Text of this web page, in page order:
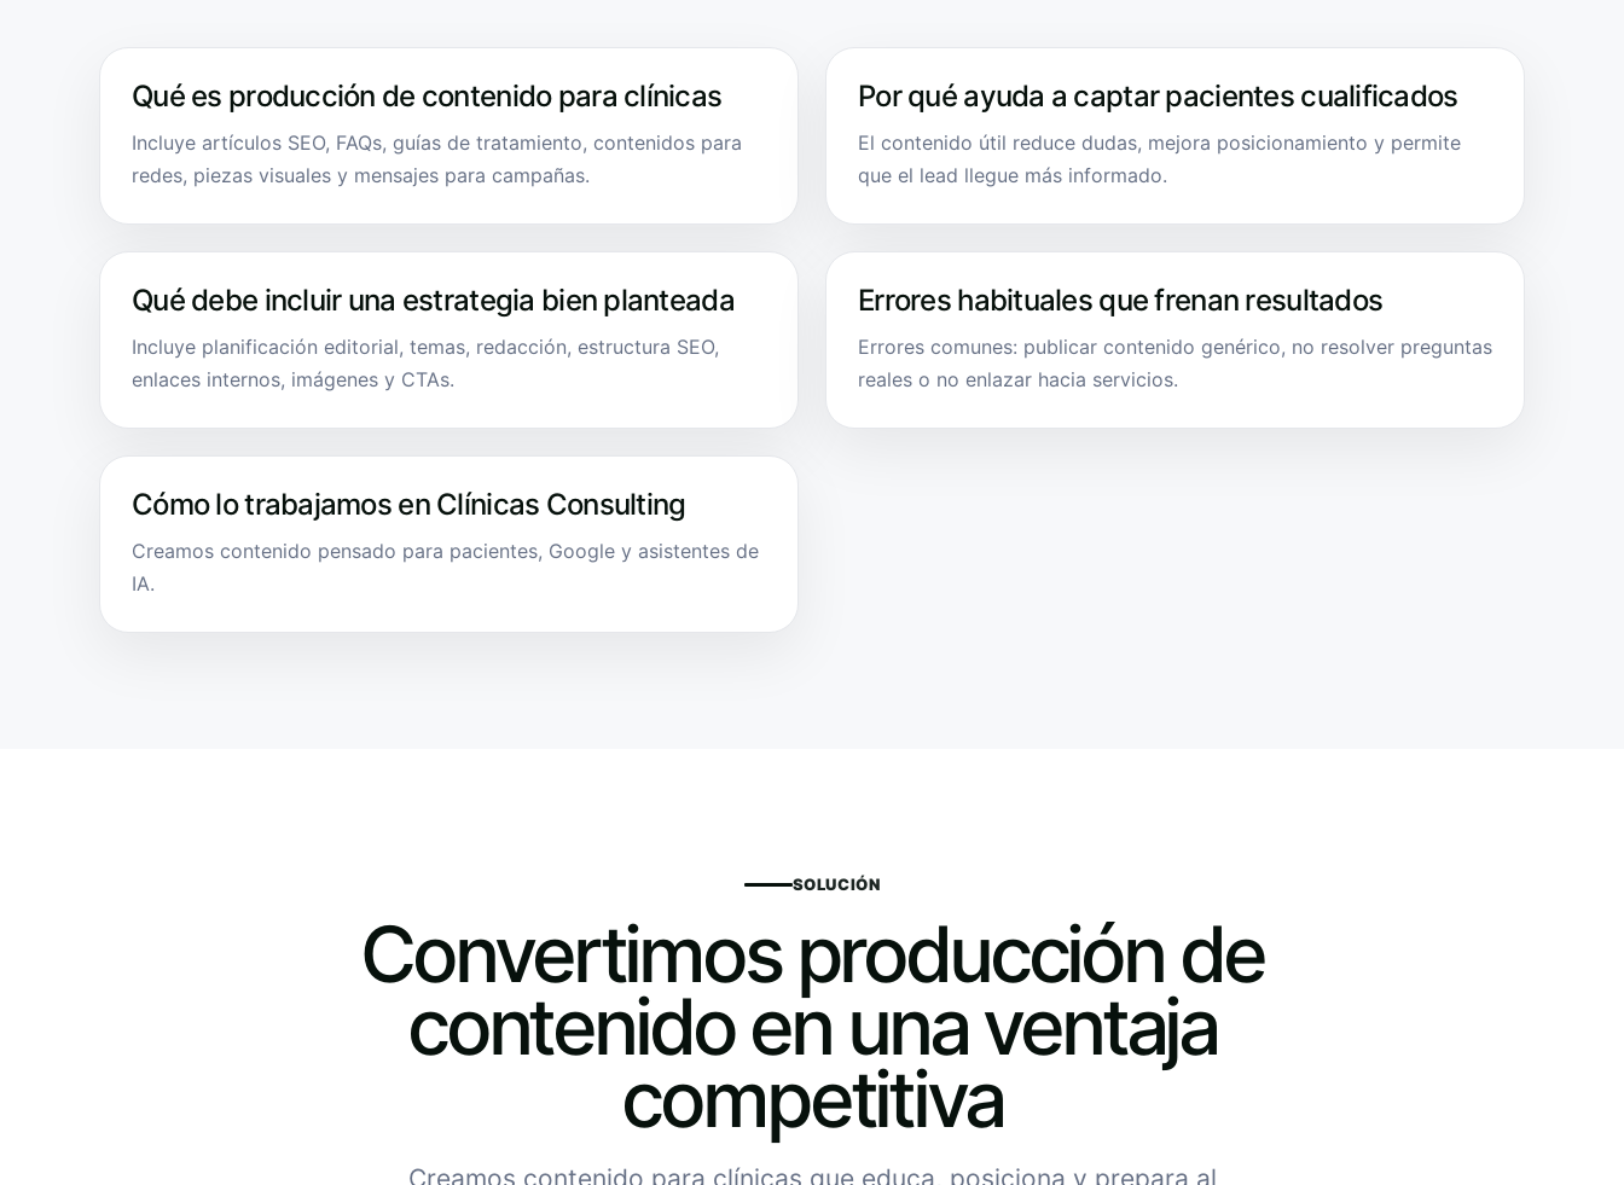
Qué es producción de contenido para clínicas
Incluye artículos SEO, FAQs, guías de tratamiento, contenidos para
redes, piezas visuales y mensajes para campañas.
Por qué ayuda a captar pacientes cualificados
El contenido útil reduce dudas, mejora posicionamiento y permite
que el lead llegue más informado.
Qué debe incluir una estrategia bien planteada
Incluye planificación editorial, temas, redacción, estructura SEO,
enlaces internos, imágenes y CTAs.
Errores habituales que frenan resultados
Errores comunes: publicar contenido genérico, no resolver preguntas
reales o no enlazar hacia servicios.
Cómo lo trabajamos en Clínicas Consulting
Creamos contenido pensado para pacientes, Google y asistentes de
IA.
SOLUCIÓN
Convertimos producción de
contenido en una ventaja
competitiva
Creamos contenido para clínicas que educa, posiciona y prepara al